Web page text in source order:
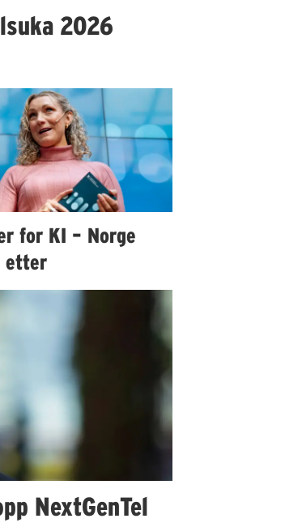
2026
for KI – Norge
etter
NextGenTel